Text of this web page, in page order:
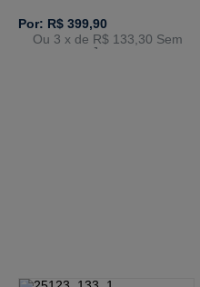
Por: R$ 399,90
Ou 3 x de R$ 133,30 Sem
Juros